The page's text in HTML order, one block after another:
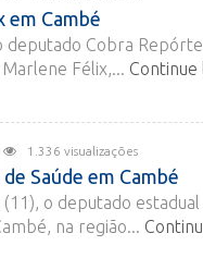
em Cambé
deputado Cobra
Félix,... Continue
1.336 visualizações
Saúde em Cambé
o deputado
na região...